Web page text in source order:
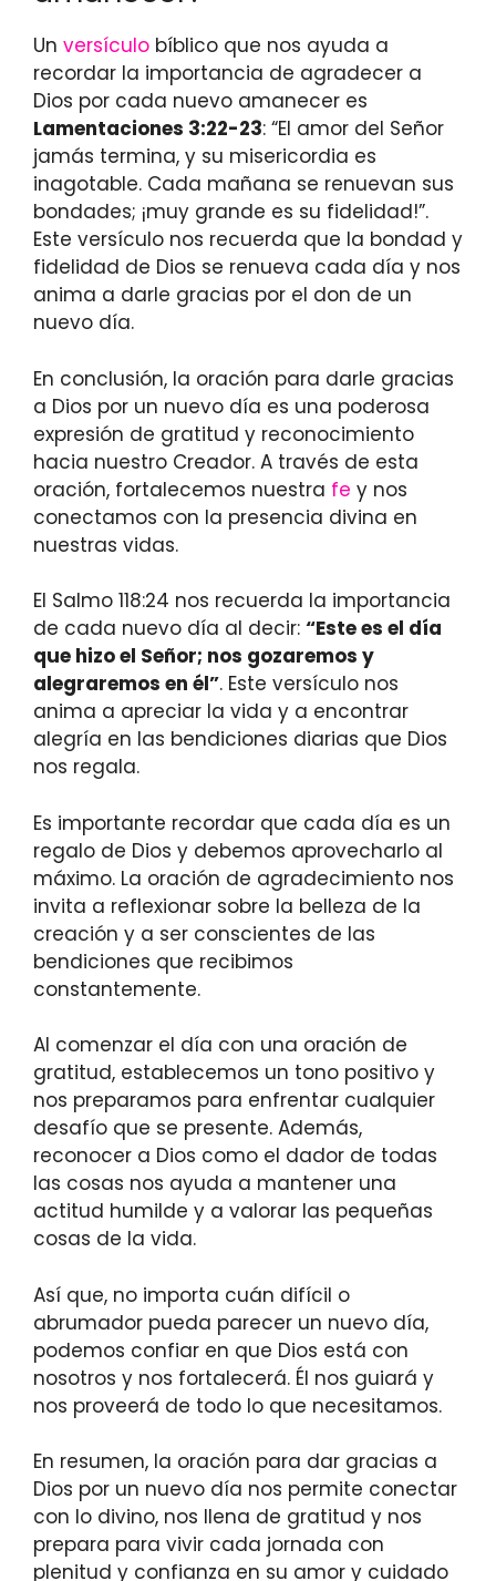
Un versículo bíblico que nos ayuda a
recordar la importancia de agradecer a
Dios por cada nuevo amanecer es
Lamentaciones 3:22-23: “El amor del Señor
jamás termina, y su misericordia es
inagotable. Cada mañana se renuevan sus
bondades; ¡muy grande es su fidelidad!”.
Este versículo nos recuerda que la bondad y
fidelidad de Dios se renueva cada día y nos
anima a darle gracias por el don de un
nuevo día.
En conclusión, la oración para darle gracias
a Dios por un nuevo día es una poderosa
expresión de gratitud y reconocimiento
hacia nuestro Creador. A través de esta
oración, fortalecemos nuestra fe y nos
conectamos con la presencia divina en
nuestras vidas.
El Salmo 118:24 nos recuerda la importancia
de cada nuevo día al decir: “Este es el día
que hizo el Señor; nos gozaremos y
alegraremos en él”. Este versículo nos
anima a apreciar la vida y a encontrar
alegría en las bendiciones diarias que Dios
nos regala.
Es importante recordar que cada día es un
regalo de Dios y debemos aprovecharlo al
máximo. La oración de agradecimiento nos
invita a reflexionar sobre la belleza de la
creación y a ser conscientes de las
bendiciones que recibimos
constantemente.
Al comenzar el día con una oración de
gratitud, establecemos un tono positivo y
nos preparamos para enfrentar cualquier
desafío que se presente. Además,
reconocer a Dios como el dador de todas
las cosas nos ayuda a mantener una
actitud humilde y a valorar las pequeñas
cosas de la vida.
Así que, no importa cuán difícil o
abrumador pueda parecer un nuevo día,
podemos confiar en que Dios está con
nosotros y nos fortalecerá. Él nos guiará y
nos proveerá de todo lo que necesitamos.
En resumen, la oración para dar gracias a
Dios por un nuevo día nos permite conectar
con lo divino, nos llena de gratitud y nos
prepara para vivir cada jornada con
plenitud y confianza en su amor y cuidado